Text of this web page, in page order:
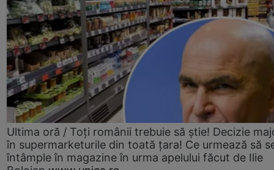
Ultima oră / Toți românii trebuie să știe! Decizie
în supermarketurile din toată țara! Ce urmează să
întâmple în magazine în urma apelului făcut de Ilie